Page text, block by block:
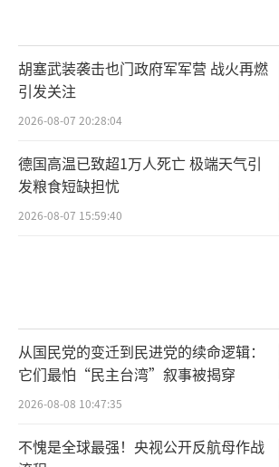
胡塞武装袭击也门政府军军营 战火再燃
引发关注
2026-08-07 20:28:04
德国高温已致超1万人死亡 极端天气引
发粮食短缺担忧
2026-08-07 15:59:40
从国民党的变迁到民进党的续命逻辑：
它们最怕“民主台湾”叙事被揭穿
2026-08-08 10:47:35
不愧是全球最强！央视公开反航母作战